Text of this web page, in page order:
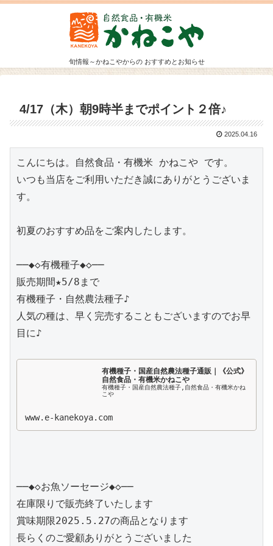
旬情報～かねこやからの おすすめとお知らせ
4/17（木）朝9時半までポイント２倍♪
2025.04.16
こんにちは。自然食品・有機米 かねこや です。
いつも当店をご利用いただき誠にありがとうございま
す。
初夏のおすすめ品をご案内したします。
──◆◇有機種子◆◇──
販売期間★5/8まで
有機種子・自然農法種子♪
人気の種は、早く完売することもございますのでお早
目に♪
有機種子・国産自然農法種子通販｜《公式》
自然食品・有機米かねこや
有機種子・国産自然農法種子,自然食品・有機米かね
こや
www.e-kanekoya.com
──◆◇お魚ソーセージ◆◇──
在庫限りで販売終了いたします
賞味期限2025.5.27の商品となります
長らくのご愛顧ありがとうございました